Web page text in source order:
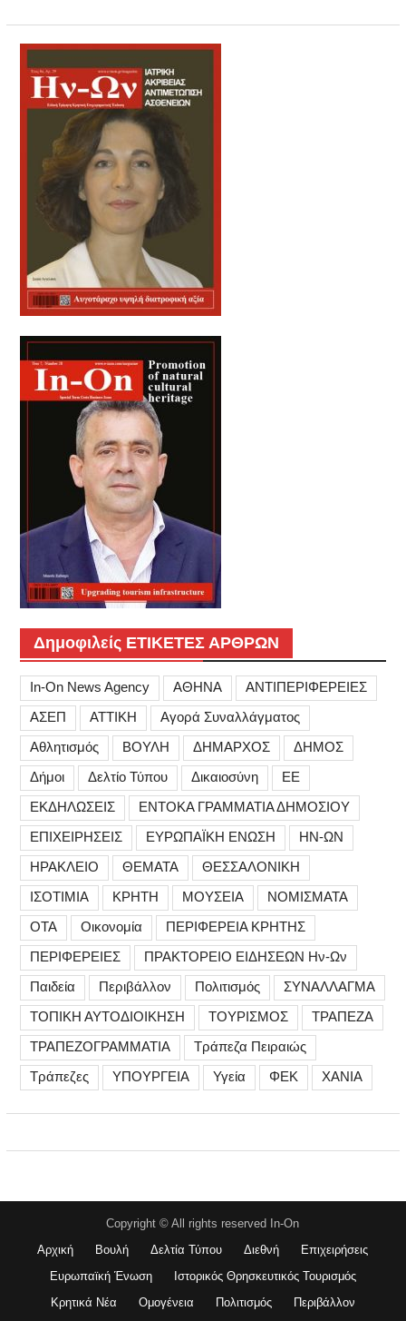
Δημοφιλείς ΕΤΙΚΕΤΕΣ ΑΡΘΡΩΝ
In-On News Agency ΑΘΗΝΑ
ΑΝΤΙΠΕΡΙΦΕΡΕΙΕΣ
ΑΣΕΠ
ΑΤΤΙΚΗ
Αγορά Συναλλάγματος
Αθλητισμός
ΒΟΥΛΗ ΔΗΜΑΡΧΟΣ
ΔΗΜΟΣ
Δήμοι
Δελτίο Τύπου Δικαιοσύνη
ΕΕ
ΕΚΔΗΛΩΣΕΙΣ
ΕΝΤΟΚΑ ΓΡΑΜΜΑΤΙΑ ΔΗΜΟΣΙΟΥ
ΕΠΙΧΕΙΡΗΣΕΙΣ
ΕΥΡΩΠΑΪΚΗ ΕΝΩΣΗ
ΗΝ-ΩΝ
ΗΡΑΚΛΕΙΟ
ΘΕΜΑΤΑ
ΘΕΣΣΑΛΟΝΙΚΗ
ΙΣΟΤΙΜΙΑ
ΚΡΗΤΗ ΜΟΥΣΕΙΑ
ΝΟΜΙΣΜΑΤΑ
ΟΤΑ
Οικονομία
ΠΕΡΙΦΕΡΕΙΑ ΚΡΗΤΗΣ
ΠΕΡΙΦΕΡΕΙΕΣ
ΠΡΑΚΤΟΡΕΙΟ ΕΙΔΗΣΕΩΝ Ην-Ων
Παιδεία
Περιβάλλον Πολιτισμός
ΣΥΝΑΛΛΑΓΜΑ
ΤΟΠΙΚΗ ΑΥΤΟΔΙΟΙΚΗΣΗ
ΤΟΥΡΙΣΜΟΣ
ΤΡΑΠΕΖΑ
ΤΡΑΠΕΖΟΓΡΑΜΜΑΤΙΑ
Τράπεζα Πειραιώς
Τράπεζες
ΥΠΟΥΡΓΕΙΑ Υγεία ΦΕΚ ΧΑΝΙΑ
Copyright © All rights reserved In-On
Αρχική
Βουλή Δελτία Τύπου Διεθνή
Επιχειρήσεις
Ευρωπαϊκή Ένωση
Ιστορικός Θρησκευτικός Τουρισμός
Κρητικά Νέα
Ομογένεια Πολιτισμός Περιβάλλον